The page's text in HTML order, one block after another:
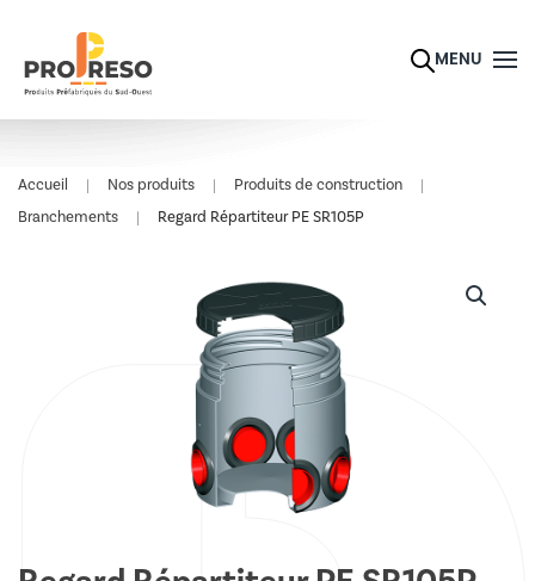
Skip to main content MENU
Accueil Nos produits
Produits de construction
Branchements
Regard Répartiteur PE SR105P